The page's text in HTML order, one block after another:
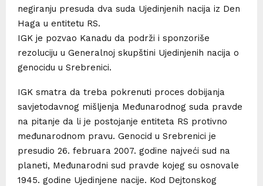
negiranju presuda dva suda Ujedinjenih nacija iz Den
Haga u entitetu RS.
IGK je pozvao Kanadu da podrži i sponzoriše
rezoluciju u Generalnoj skupštini Ujedinjenih nacija o
genocidu u Srebrenici.
IGK smatra da treba pokrenuti proces dobijanja
savjetodavnog mišljenja Međunarodnog suda pravde
na pitanje da li je postojanje entiteta RS protivno
međunarodnom pravu. Genocid u Srebrenici je
presudio 26. februara 2007. godine najveći sud na
planeti, Međunarodni sud pravde kojeg su osnovale
1945. godine Ujedinjene nacije. Kod Dejtonskog